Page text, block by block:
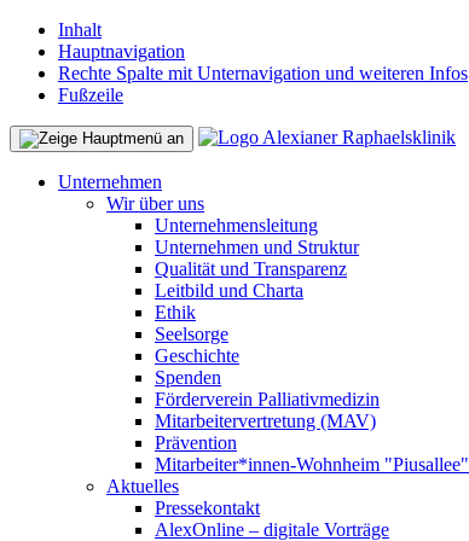
Inhalt
Hauptnavigation
Rechte Spalte mit Unternavigation und weiteren Infos
Fußzeile
Unternehmen
Wir über uns
Unternehmensleitung
Unternehmen und Struktur
Qualität und Transparenz
Leitbild und Charta
Ethik
Seelsorge
Geschichte
Spenden
Förderverein Palliativmedizin
Mitarbeitervertretung (MAV)
Prävention
Mitarbeiter*innen-Wohnheim "Piusallee"
Aktuelles
Pressekontakt
AlexOnline – digitale Vorträge